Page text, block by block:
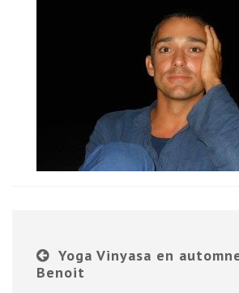
Yoga Vinyasa en
Benoit